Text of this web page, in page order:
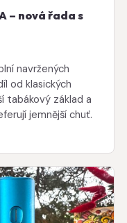
– nová řada s
navržených
od klasických
tabákový základ a
jemnější chuť.